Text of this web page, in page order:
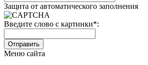
Защита от автоматического заполнения
Введите слово с картинки*:
Меню сайта